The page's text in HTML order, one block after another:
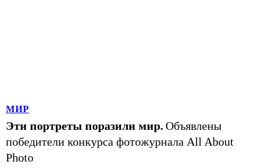
МИР
Эти портреты поразили мир. Объявлены
победители конкурса фотожурнала All About
Photo